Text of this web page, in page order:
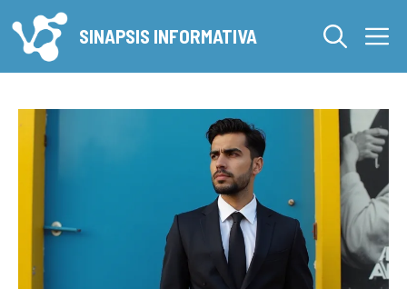
al
contenido
SINAPSIS INFORMATIVA